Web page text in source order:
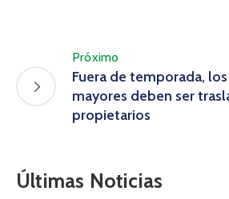
Próximo
Fuera de temporada,
mayores deben ser
propietarios
Últimas Noticias